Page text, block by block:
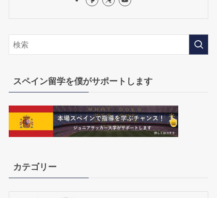
スペイン留学を僕がサポートします
カテゴリー